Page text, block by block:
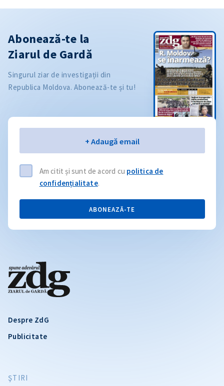
Despre ZdG
Publicitate
ŞTIRI
Abonează-te la
Ziarul de Gardă
Singurul ziar de investigații din
Republica Moldova. Abonează-te și tu!
+ Adaugă email
Am citit și sunt de acord cu politica de
confidențialitate.
ABONEAZĂ-TE